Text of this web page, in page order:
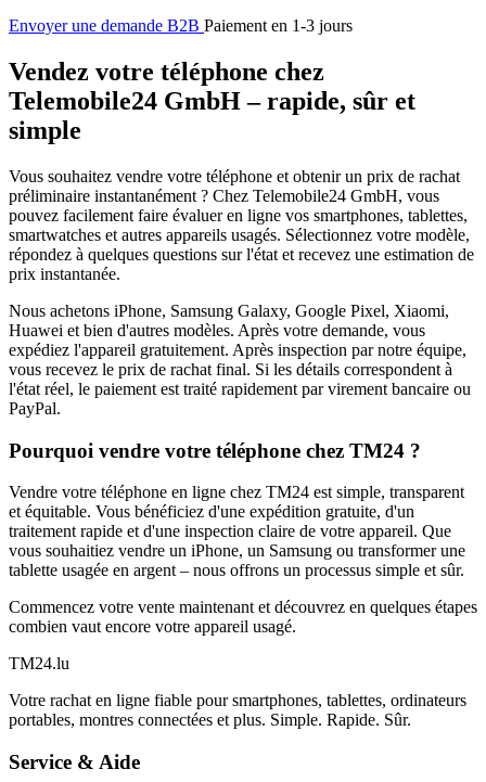
Envoyer une demande B2B Paiement en 1-3 jours
Vendez votre téléphone chez
Telemobile24 GmbH – rapide, sûr et
simple
Vous souhaitez vendre votre téléphone et obtenir un prix de rachat
préliminaire instantanément ? Chez Telemobile24 GmbH, vous
pouvez facilement faire évaluer en ligne vos smartphones, tablettes,
smartwatches et autres appareils usagés. Sélectionnez votre modèle,
répondez à quelques questions sur l'état et recevez une estimation de
prix instantanée.
Nous achetons iPhone, Samsung Galaxy, Google Pixel, Xiaomi,
Huawei et bien d'autres modèles. Après votre demande, vous
expédiez l'appareil gratuitement. Après inspection par notre équipe,
vous recevez le prix de rachat final. Si les détails correspondent à
l'état réel, le paiement est traité rapidement par virement bancaire ou
PayPal.
Pourquoi vendre votre téléphone chez TM24 ?
Vendre votre téléphone en ligne chez TM24 est simple, transparent
et équitable. Vous bénéficiez d'une expédition gratuite, d'un
traitement rapide et d'une inspection claire de votre appareil. Que
vous souhaitiez vendre un iPhone, un Samsung ou transformer une
tablette usagée en argent – nous offrons un processus simple et sûr.
Commencez votre vente maintenant et découvrez en quelques étapes
combien vaut encore votre appareil usagé.
TM24.lu
Votre rachat en ligne fiable pour smartphones, tablettes, ordinateurs
portables, montres connectées et plus. Simple. Rapide. Sûr.
Service & Aide